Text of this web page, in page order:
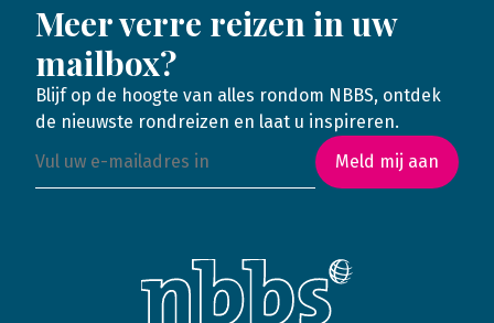
Meer verre reizen in uw
mailbox?
Blijf op de hoogte van alles rondom NBBS, ontdek
de nieuwste rondreizen en laat u inspireren.
Meld mij aan